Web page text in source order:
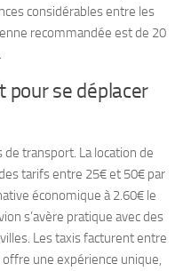
considérables entre les
recommandée est de 20
pour se déplacer
transport. La location de
tarifs entre 25€ et 50€ par
économique à 2.60€ le
s’avère pratique avec des
Les taxis facturent entre
une expérience unique,